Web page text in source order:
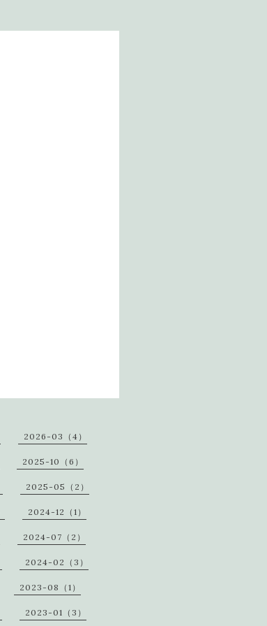
2026-03（4）
2025-10（6）
2025-05（2）
2024-12（1）
2024-07（2）
2024-02（3）
2023-08（1）
2023-01（3）